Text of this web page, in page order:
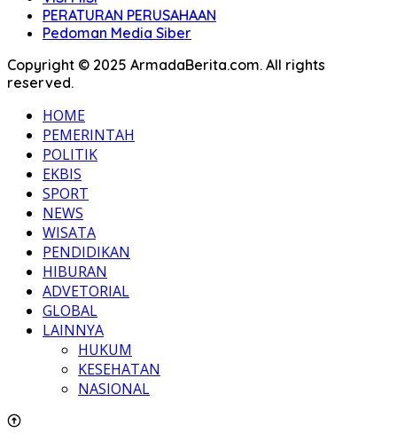
PERATURAN PERUSAHAAN
Pedoman Media Siber
Copyright © 2025 ArmadaBerita.com. All rights
reserved.
HOME
PEMERINTAH
POLITIK
EKBIS
SPORT
NEWS
WISATA
PENDIDIKAN
HIBURAN
ADVETORIAL
GLOBAL
LAINNYA
HUKUM
KESEHATAN
NASIONAL